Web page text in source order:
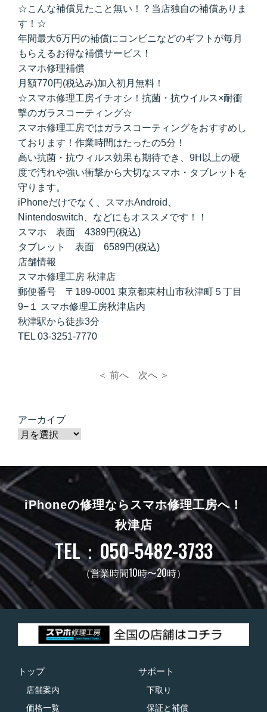
☆こんな補償見たこと無い！？当店独自の補償ありま
す！☆
年間最大6万円の補償にコンビニなどのギフトが毎月
もらえるお得な補償サービス！
スマホ修理補償
月額770円(税込み)加入初月無料！
☆スマホ修理工房イチオシ！抗菌・抗ウイルス×耐衝
撃のガラスコーティング☆
スマホ修理工房ではガラスコーティングをおすすめし
ております！作業時間はたったの5分！
高い抗菌・抗ウィルス効果も期待でき、9H以上の硬
度で汚れや強い衝撃から大切なスマホ・タブレットを
守ります。
iPhoneだけでなく、スマホAndroid、
Nintendoswitch、などにもオススメです！！
スマホ 表面 4389円(税込)
タブレット 表面 6589円(税込)
店舗情報
スマホ修理工房 秋津店
郵便番号 〒189-0001 東京都東村山市秋津町５丁目
9−１ スマホ修理工房秋津店内
秋津駅から徒歩3分
TEL 03-3251-7770
＜ 前へ 次へ ＞
アーカイブ
iPhoneの修理ならスマホ修理工房へ！
秋津店
TEL：050-5482-3733
（営業時間10時〜20時）
トップ
店舗案内
価格一覧
サポート
下取り
保証と補償